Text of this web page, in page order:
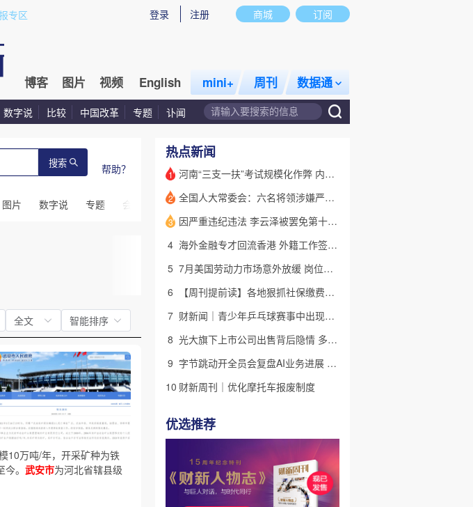
商城 订阅
登录 注册
专区
博客 图片 视频 English mini+ 周刊 数据通
数字说 比较 中国改革 专题 讣闻
搜索 帮助？
图片 数字说 专题 会议 话题 特别呈现 私房课
全文 智能排序
10万吨/年，开采矿种为铁
。 武安市为河北省辖县级
热点新闻
1 河南“三支一扶”考试规模化作弊 内外勾结提前获取试卷
2 全国人大常委会：六名将领涉嫌严重违纪违法 被罢免全国人大代表
3
因严重违纪违法 李云泽被罢免第十四届全国人大代表职务
4
海外金融专才回流香港 外籍工作签证翻倍
5
7月美国劳动力市场意外放缓 岗位减少2.3万个失业率降至4.1%
6
【周刊提前读】各地狠抓社保缴费基数 合规与企业减负如何平衡？
7
财新闻｜青少年乒乓球赛事中出现严重赛风赛纪问题，乒协发文
8
光大旗下上市公司出售背后隐情 多人卷入医疗腐败案被查
9
字节跳动开全员会复盘AI业务进展 称大模型被海外竞对拉开差距
10 财新周刊｜优化摩托车报废制度
优选推荐